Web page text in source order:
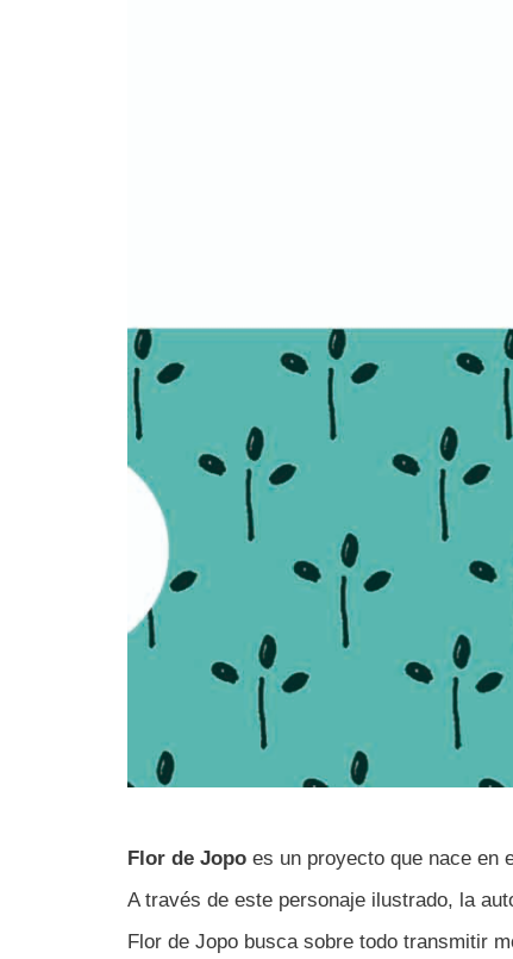
Flor de Jopo es un proyecto que nace en
A través de este personaje ilustrado, la
Flor de Jopo busca sobre todo transmitir